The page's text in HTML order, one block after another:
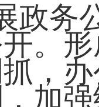
政务
。
，
加